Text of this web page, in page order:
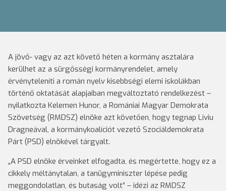
A jövő- vagy az azt követő héten a kormány asztalára
kerülhet az a sürgősségi kormányrendelet, amely
érvényteleníti a román nyelv kisebbségi elemi iskolákban
történő oktatását alapjaiban megváltoztató rendelkezést –
nyilatkozta Kelemen Hunor, a Romániai Magyar Demokrata
Szövetség (RMDSZ) elnöke azt követően, hogy tegnap Liviu
Dragneával, a kormánykoalíciót vezető Szociáldemokrata
Párt (PSD) elnökével tárgyalt.
„A PSD elnöke érveinket elfogadta, és megértette, hogy ez a
cikkely méltánytalan, a tanügyminiszter lépése pedig
meggondolatlan, és butaság volt” – idézi az RMDSZ